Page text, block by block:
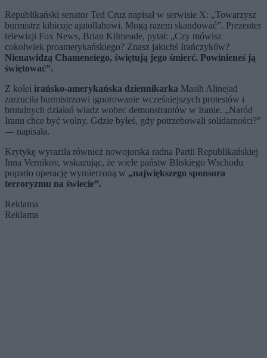
Republikański senator Ted Cruz napisał w serwisie X: „Towarzysz
burmistrz kibicuje ajatollahowi. Mogą razem skandować”. Prezenter
telewizji Fox News, Brian Kilmeade, pytał: „Czy mówisz
cokolwiek proamerykańskiego? Znasz jakichś Irańczyków?
Nienawidzą Chameneiego, świętują jego śmierć. Powinieneś ją
świętować”.
Z kolei irańsko-amerykańska dziennikarka Masih Alinejad
zarzuciła burmistrzowi ignorowanie wcześniejszych protestów i
brutalnych działań władz wobec demonstrantów w Iranie. „Naród
Iranu chce być wolny. Gdzie byłeś, gdy potrzebowali solidarności?”
— napisała.
Krytykę wyraziła również nowojorska radna Partii Republikańskiej
Inna Vernikov, wskazując, że wiele państw Bliskiego Wschodu
poparło operację wymierzoną w „największego sponsora
terroryzmu na świecie”.
Reklama
Reklama